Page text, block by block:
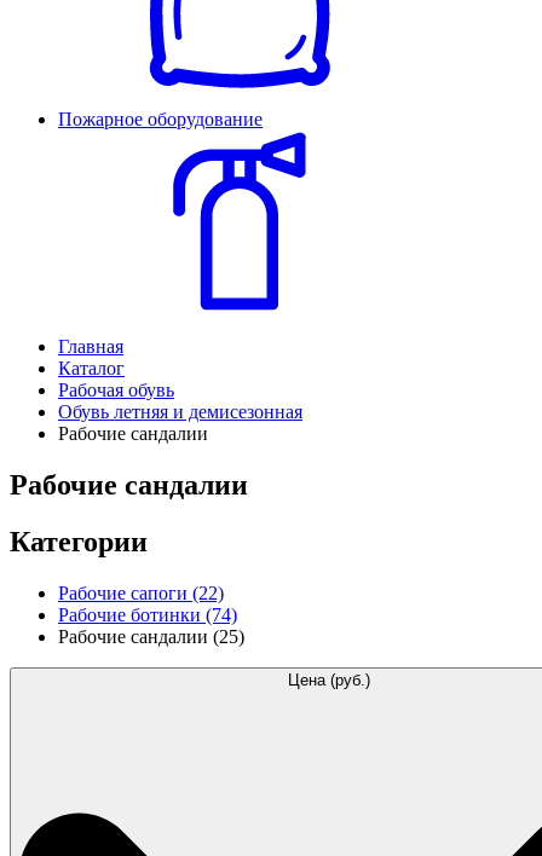
Пожарное оборудование
Главная
Каталог
Рабочая обувь
Обувь летняя и демисезонная
Рабочие сандалии
Рабочие сандалии
Категории
Рабочие сапоги (22)
Рабочие ботинки (74)
Рабочие сандалии (25)
Цена (руб.)